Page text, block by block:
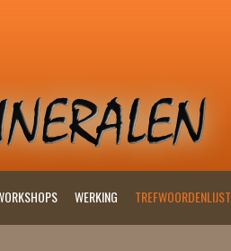
WERKING TREFWOORDENLIJST